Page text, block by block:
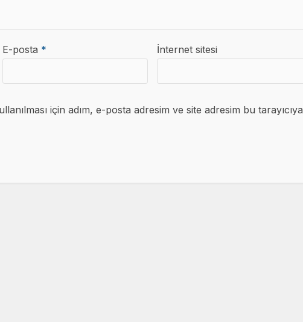
E-posta * İnternet sitesi
için adım, e-posta adresim ve site adresim bu tarayıcıya